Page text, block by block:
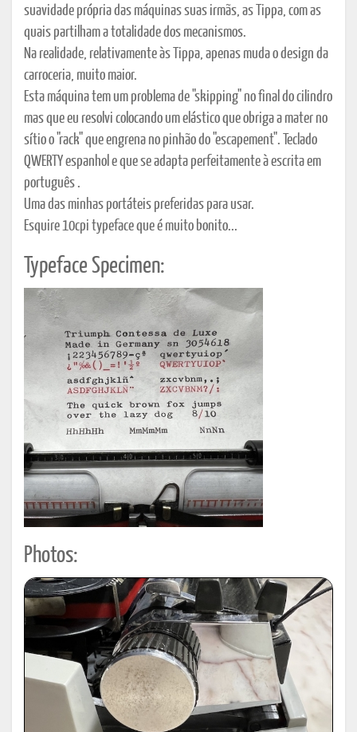
suavidade própria das máquinas suas irmãs, as Tippa, com as
quais partilham a totalidade dos mecanismos.
Na realidade, relativamente às Tippa, apenas muda o design da
carroceria, muito maior.
Esta máquina tem um problema de "skipping" no final do cilindro
mas que eu resolvi colocando um elástico que obriga a mater no
sítio o "rack" que engrena no pinhão do "escapement". Teclado
QWERTY espanhol e que se adapta perfeitamente à escrita em
português .
Uma das minhas portáteis preferidas para usar.
Esquire 10cpi typeface que é muito bonito...
Typeface Specimen:
Photos: